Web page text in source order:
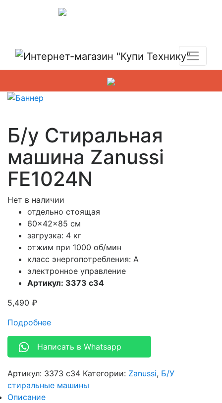
Б/у Стиральная
машина Zanussi
FE1024N
Нет в наличии
отдельно стоящая
60x42x85 см
загрузка: 4 кг
отжим при 1000 об/мин
класс энергопотребления: A
электронное управление
Артикул: 3373 c34
5,490 ₽
Подробнее
Написать в Whatsapp
Артикул: 3373 c34 Категории: Zanussi, Б/У
стиральные машины
Описание